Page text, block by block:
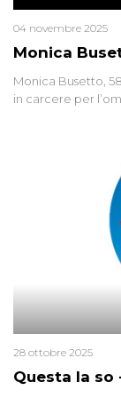
Monica
04 novembre 2025
Monica Busetto,
in carcere per
minuscola su una
2015 un’altra
colpevoli per un
Questa la so
28 ottobre 2025